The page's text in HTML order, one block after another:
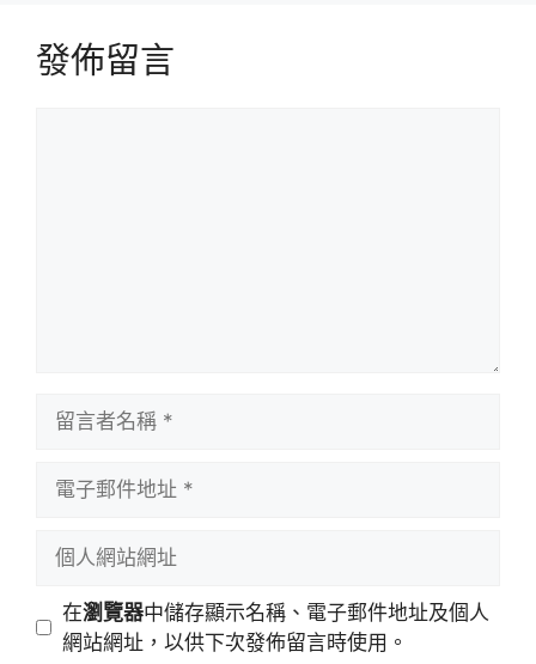
發佈留言
址
站
在瀏覽器中儲存顯示名稱、電子郵件地址及個人
網站網址，以供下次發佈留言時使用。